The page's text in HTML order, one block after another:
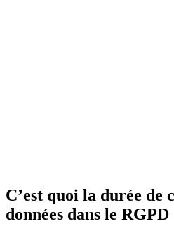
C’est quoi la durée de
données dans le RGPD